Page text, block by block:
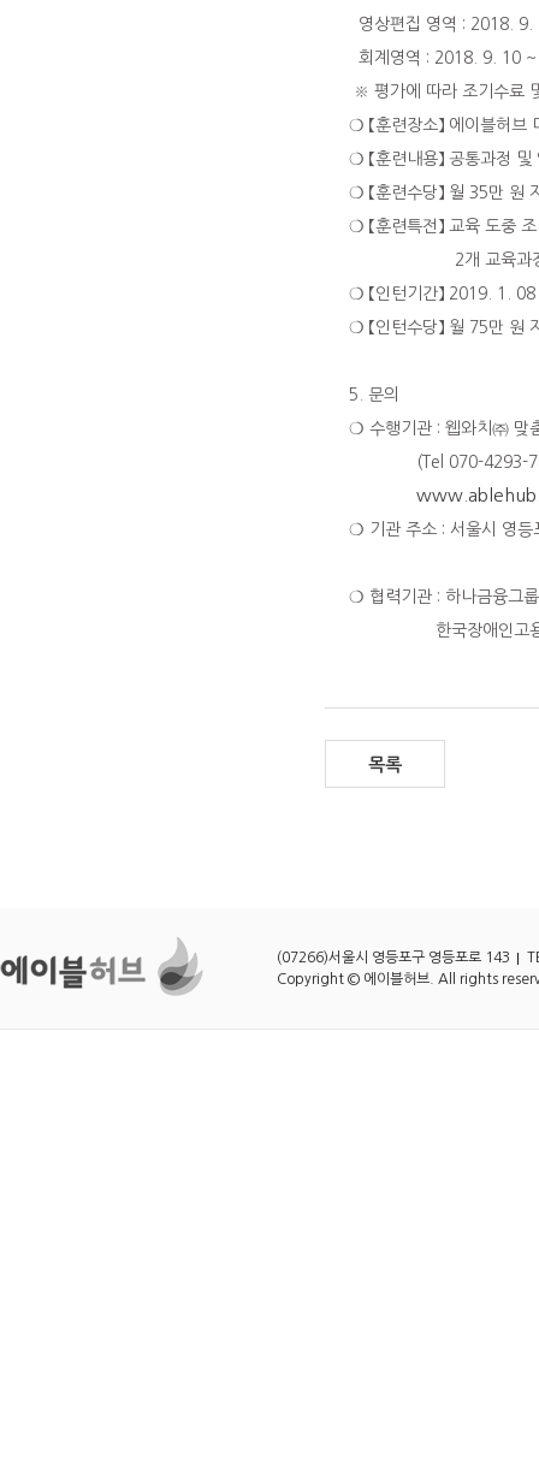
영상편집 영역 : 2018.
회계영역 : 2018. 9. 10
※ 평가에 따라 조기수료
❍ 【훈련장소】 에이블허
❍ 【훈련내용】 공통과정
❍ 【훈련수당】 월 35만
❍ 【훈련특전】 교육 도중
2개 교육과정
❍ 【인턴기간】 2019. 1.
❍ 【인턴수당】 월 75만 원
5. 문의
❍ 수행기관 : 웹와치㈜ 맞
(Tel 070-4293-
❍ 기관 주소 : 서울시 영등
❍ 협력기관 : 하나금융그
한국장애인고용
목록
(07266)서울시 영등포구 영등포로 143
Copyright © 에이블허브. All rights